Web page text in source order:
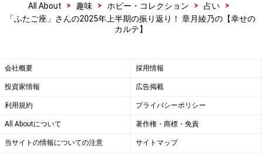
All About > 趣味 > ホビー・コレクション > 占い
>
「ふたご座」さんの2025年上半期の振り返り！ 章月綾乃の【幸せの
カルテ】
会社概要 採用情報
投資家情報 広告掲載
利用規約 プライバシーポリシー
All Aboutについて 著作権・商標・免責
当サイトの情報についての注意 サイトマップ